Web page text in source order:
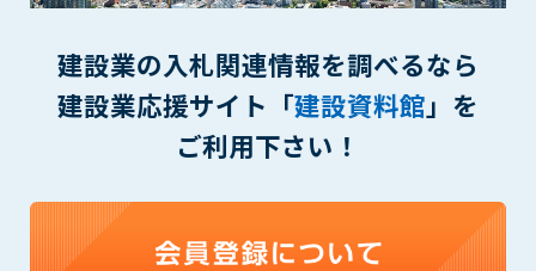
建設業の入札関連情報を調べるなら
建設業応援サイト「建設資料館」を
ご利用下さい！
者に提供する場合
に必要であると管理者が判断した場合
(4) 法令等により開示を求められた場合
第10条（免責事項）
恐れのあるものは、会員の承諾なく削除できるものとします。
1. 管理者は、会員が本サービスを利用することにより得た情報
等（プログラムを含みます）について、その完全性、正確性